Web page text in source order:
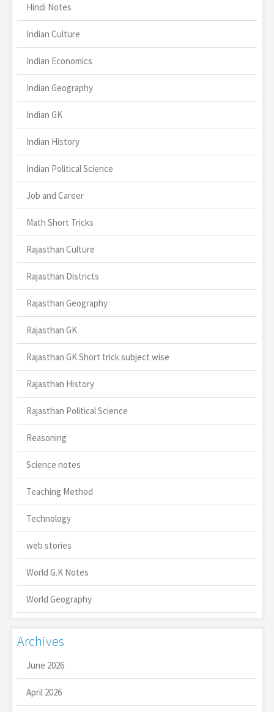
Hindi Notes
Indian Culture
Indian Economics
Indian Geography
Indian GK
Indian History
Indian Political Science
Job and Career
Math Short Tricks
Rajasthan Culture
Rajasthan Districts
Rajasthan Geography
Rajasthan GK
Rajasthan GK Short trick subject wise
Rajasthan History
Rajasthan Political Science
Reasoning
Science notes
Teaching Method
Technology
web stories
World G.K Notes
World Geography
Archives
June 2026
April 2026